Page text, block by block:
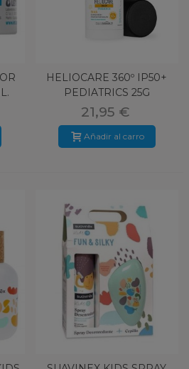
HELIOCARE 360º IP50+
PEDIATRICS 25G
21,95 €
Añadir al carro